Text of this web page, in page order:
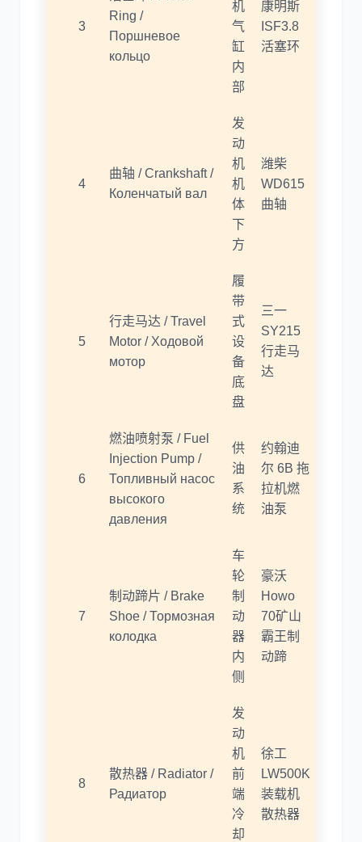
3
Ring /
Поршневое
кольцо
机
气
缸
内
部
康明斯
ISF3.8
活塞环
4
曲轴 / Crankshaft /
Коленчатый вал
发
动
机
机
体
下
方
潍柴
WD615
曲轴
5
行走马达 / Travel
Motor / Ходовой
мотор
履
带
式
设
备
底
盘
三一
SY215
行走马
达
6
燃油喷射泵 / Fuel
Injection Pump /
Топливный насос
высокого
давления
供
油
系
统
约翰迪
尔 6B 拖
拉机燃
油泵
7
制动蹄片 / Brake
Shoe / Тормозная
колодка
车
轮
制
动
器
内
侧
豪沃
Howo
70矿山
霸王制
动蹄
8
散热器 / Radiator /
Радиатор
发
动
机
前
端
冷
却
徐工
LW500K
装载机
散热器